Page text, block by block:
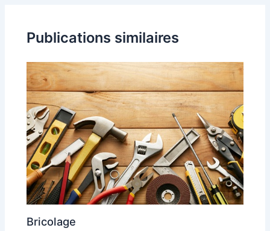
Publications similaires
Bricolage